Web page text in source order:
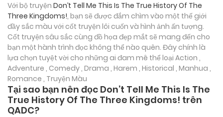
Với bộ truyện Don’t Tell Me This Is The True History Of The
Three Kingdoms!, bạn sẽ được đắm chìm vào một thế giới
đầy sắc màu với cốt truyện lôi cuốn và hình ảnh ấn tượng.
Cốt truyện sâu sắc cùng đồ họa đẹp mắt sẽ mang đến cho
bạn một hành trình đọc không thể nào quên. Đây chính là
lựa chọn tuyệt vời cho những ai đam mê thể loại Action ,
Adventure , Comedy , Drama , Harem , Historical , Manhua ,
Romance , Truyện Màu
Tại sao bạn nên đọc Don’t Tell Me This Is The
True History Of The Three Kingdoms! trên
QADC?